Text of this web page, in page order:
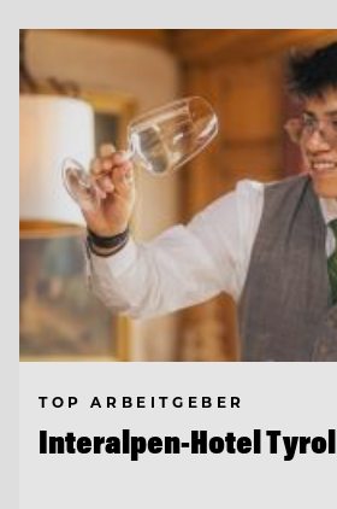
TOP ARBEITGEBER
Interalpen-Hotel Tyrol